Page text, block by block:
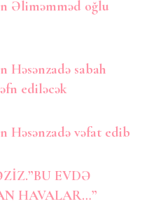
Əliməmməd oğlu
Həsənzadə sabah
ediləcək
Həsənzadə vəfat edib
EVDƏ
HAVALAR…”